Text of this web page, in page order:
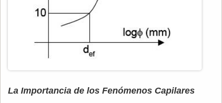
La Importancia de los Fenómenos Capilares